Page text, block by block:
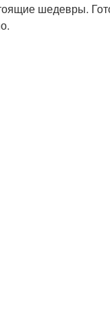
шедевры.